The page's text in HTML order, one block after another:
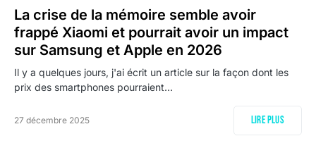
La crise de la mémoire semble avoir
frappé Xiaomi et pourrait avoir un impact
sur Samsung et Apple en 2026
Il y a quelques jours, j'ai écrit un article sur la façon dont les
prix des smartphones pourraient…
27 décembre 2025 Lire plus